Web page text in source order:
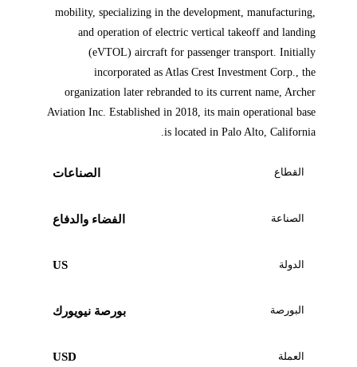
mobility, specializing in the development, manufacturing,
and operation of electric vertical takeoff and landing
(eVTOL) aircraft for passenger transport. Initially
incorporated as Atlas Crest Investment Corp., the
organization later rebranded to its current name, Archer
Aviation Inc. Established in 2018, its main operational base
is located in Palo Alto, California.
القطاع الصناعات
الصناعة الفضاء والدفاع
الدولة US
البورصة بورصة نيويورك
العملة USD